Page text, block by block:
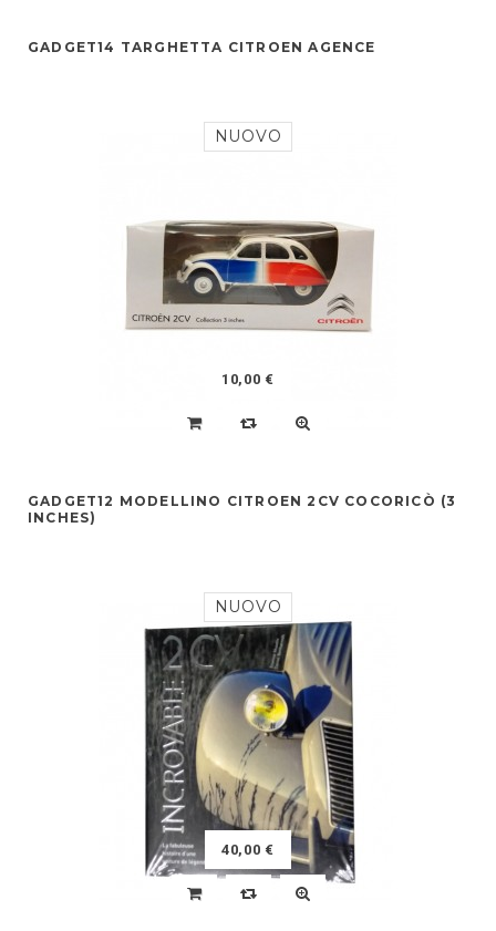
GADGET14 TARGHETTA CITROEN AGENCE
NUOVO
10,00 €
GADGET12 MODELLINO CITROEN 2CV COCORICÒ (3
INCHES)
NUOVO
40,00 €